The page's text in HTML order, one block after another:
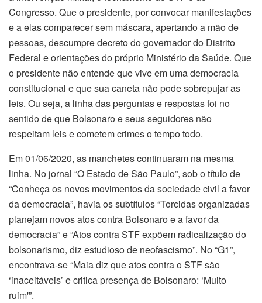
Congresso. Que o presidente, por convocar manifestações
e a elas comparecer sem máscara, apertando a mão de
pessoas, descumpre decreto do governador do Distrito
Federal e orientações do próprio Ministério da Saúde. Que
o presidente não entende que vive em uma democracia
constitucional e que sua caneta não pode sobrepujar as
leis. Ou seja, a linha das perguntas e respostas foi no
sentido de que Bolsonaro e seus seguidores não
respeitam leis e cometem crimes o tempo todo.
Em 01/06/2020, as manchetes continuaram na mesma
linha. No jornal “O Estado de São Paulo”, sob o título de
“Conheça os novos movimentos da sociedade civil a favor
da democracia”, havia os subtítulos “Torcidas organizadas
planejam novos atos contra Bolsonaro e a favor da
democracia” e “Atos contra STF expõem radicalização do
bolsonarismo, diz estudioso de neofascismo”. No “G1”,
encontrava-se “Maia diz que atos contra o STF são
‘inaceitáveis’ e critica presença de Bolsonaro: ‘Muito
ruim'”.